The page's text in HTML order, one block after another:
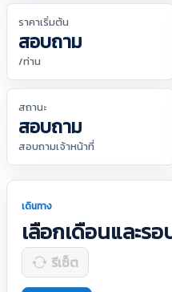
ราคาเริ่มต้น
สอบถาม
/ท่าน
สถานะ
สอบถาม
สอบถามเจ้าหน้าที่
เดินทาง
เลือกเดือนและร
รีเซ็ต